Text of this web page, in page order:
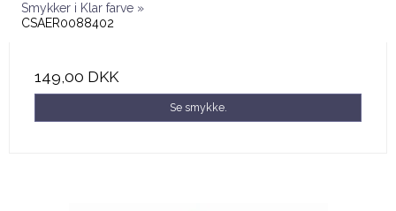
Smykker i Klar farve »
CSAER0088402
149,00 DKK
Se smykke.